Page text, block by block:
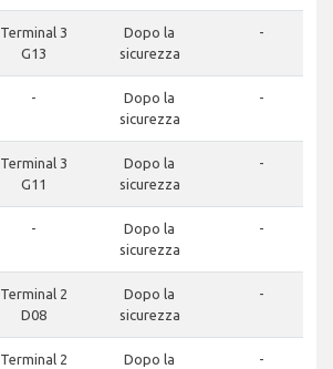
Terminal 3
G13
Dopo la
sicurezza
-
-
Dopo la
sicurezza
-
Terminal 3
G11
Dopo la
sicurezza
-
-
Dopo la
sicurezza
-
Terminal 2
D08
Dopo la
sicurezza
-
Terminal 2
Dopo la
-